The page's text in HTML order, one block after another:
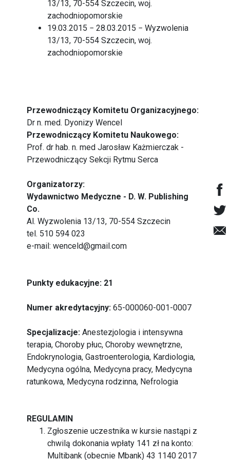
13/13, 70-554 Szczecin, woj.
zachodniopomorskie
19.03.2015 − 28.03.2015 − Wyzwolenia
13/13, 70-554 Szczecin, woj.
zachodniopomorskie
Przewodniczący Komitetu Organizacyjnego:
Dr n. med. Dyonizy Wencel
Przewodniczący Komitetu Naukowego:
Prof. dr hab. n. med Jarosław Każmierczak -
Przewodniczący Sekcji Rytmu Serca
Organizatorzy:
Wydawnictwo Medyczne - D. W. Publishing
Co.
Al. Wyzwolenia 13/13, 70-554 Szczecin
tel. 510 594 023
e-mail:wenceld@gmail.com
Punkty edukacyjne: 21
Numer akredytacyjny: 65-000060-001-0007
Specjalizacje: Anestezjologia i intensywna
terapia, Choroby płuc, Choroby wewnętrzne,
Endokrynologia, Gastroenterologia, Kardiologia,
Medycyna ogólna, Medycyna pracy, Medycyna
ratunkowa, Medycyna rodzinna, Nefrologia
REGULAMIN
Zgłoszenie uczestnika w kursie nastąpi z
chwilą dokonania wpłaty 141 zł na konto:
Multibank (obecnie Mbank) 43 1140 2017